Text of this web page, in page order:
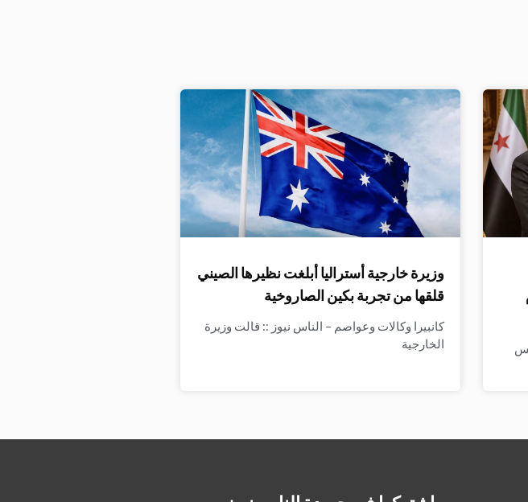
وزيرة خارجية أستراليا أبلغت نظيرها الصيني
قلقها من تجربة بكين الصاروخية
كانبيرا وكالات وعواصم – الناس نيوز :: قالت وزيرة
الخارجية